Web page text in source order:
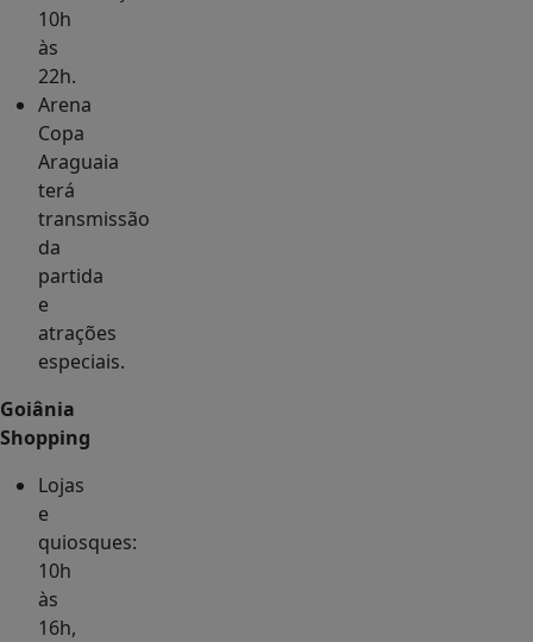
10h
às
22h.
Arena
Copa
Araguaia
terá
transmissão
da
partida
e
atrações
especiais.
Goiânia
Shopping
Lojas
e
quiosques:
10h
às
16h,